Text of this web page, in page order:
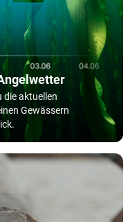
die aktuellen
Gewässern